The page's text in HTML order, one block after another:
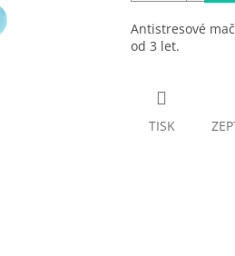
Antistresové
od 3 let.
TISK